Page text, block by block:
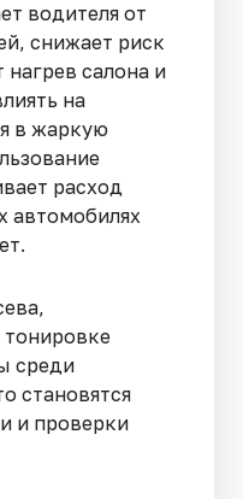
водителя от
снижает риск
нагрев салона и
на
в жаркую
расход
автомобилях
среди
становятся
и проверки